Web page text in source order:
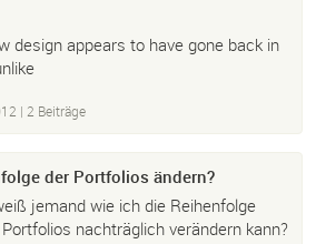
design appears to have gone back in
| 2 Beiträge
der Portfolios ändern?
jemand wie ich die Reihenfolge
nachträglich verändern kann?